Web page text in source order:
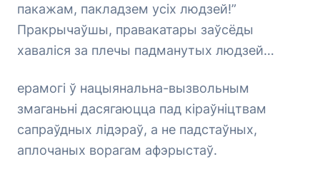
пакажам, пакладзем усіх людзей!”
Пракрычаўшы, правакатары заўсёды
хаваліся за плечы падманутых людзей…
ерамогі ў нацыянальна-вызвольным
змаганьні дасягаюцца пад кіраўніцтвам
сапраўдных лідэраў, а не падстаўных,
аплочаных ворагам афэрыстаў.